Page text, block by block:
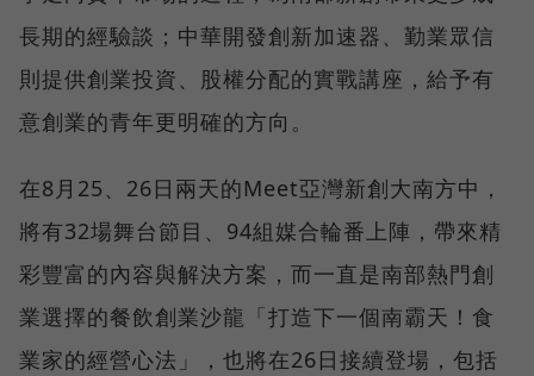
長期的經驗談；中華開發創新加速器、勤業眾信
則提供創業投資、股權分配的實戰講座，給予有
意創業的青年更明確的方向。
在8月25、26日兩天的Meet亞灣新創大南方中，
將有32場舞台節目、94組媒合輪番上陣，帶來精
彩豐富的內容與解決方案，而一直是南部熱門創
業選擇的餐飲創業沙龍「打造下一個南霸天！食
業家的經營心法」，也將在26日接續登場，包括